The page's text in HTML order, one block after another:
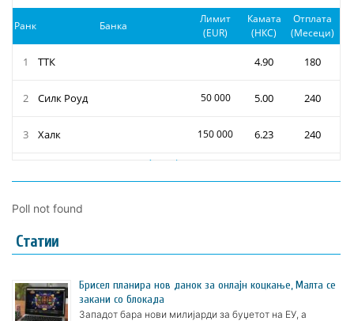
Poll not found
Статии
Брисел планира нов данок за онлајн коцкање, Малта се
закани со блокада
Западот бара нови милијарди за буџетот на ЕУ, а